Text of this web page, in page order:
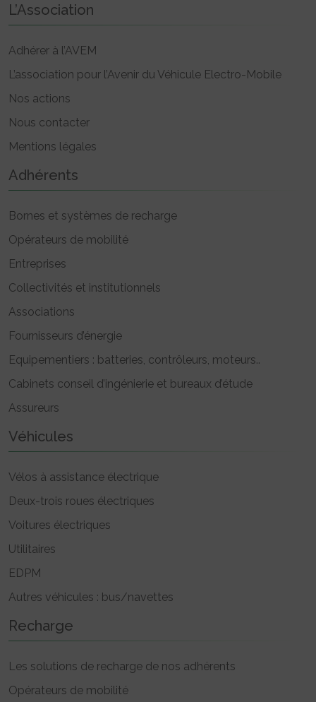
L’Association
Adhérer à l’AVEM
L’association pour l’Avenir du Véhicule Electro-Mobile
Nos actions
Nous contacter
Mentions légales
Adhérents
Bornes et systèmes de recharge
Opérateurs de mobilité
Entreprises
Collectivités et institutionnels
Associations
Fournisseurs d’énergie
Equipementiers : batteries, contrôleurs, moteurs..
Cabinets conseil d’ingénierie et bureaux d’étude
Assureurs
Véhicules
Vélos à assistance électrique
Deux-trois roues électriques
Voitures électriques
Utilitaires
EDPM
Autres véhicules : bus/navettes
Recharge
Les solutions de recharge de nos adhérents
Opérateurs de mobilité